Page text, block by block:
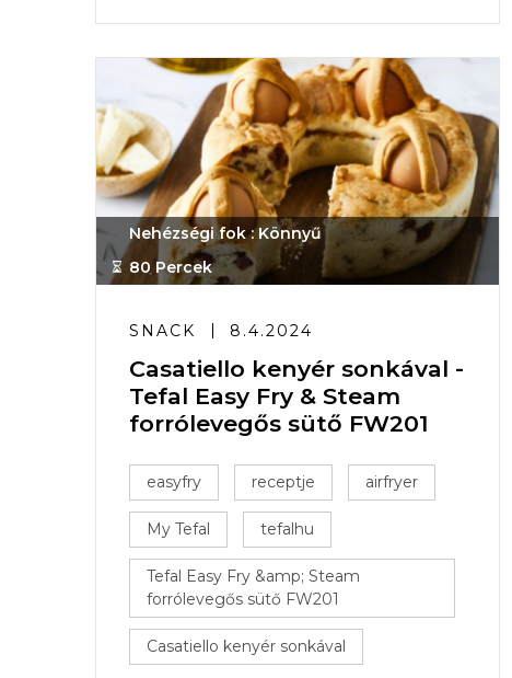
Nehézségi fok : Könnyű
80 Percek
SNACK 8.4.2024
Casatiello kenyér sonkával -
Tefal Easy Fry & Steam
forrólevegős sütő FW201
easyfry receptje airfryer
My Tefal tefalhu
Tefal Easy Fry &amp; Steam
forrólevegős sütő FW201
Casatiello kenyér sonkával